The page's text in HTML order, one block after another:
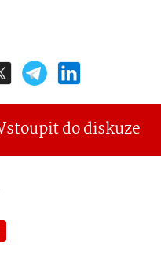
do diskuze